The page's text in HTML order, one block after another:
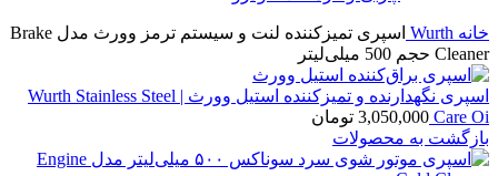
خانه Wurth
اسپری تمیزکننده لنت و سیستم ترمز وورث مدل Brake
Cleaner حجم 500 میلی‌لیتر
اسپری نگهدارنده و تمیزکننده استیل وورث | Wurth Stainless Steel
Care Oi
3,050,000 تومان
بازگشت به محصولات